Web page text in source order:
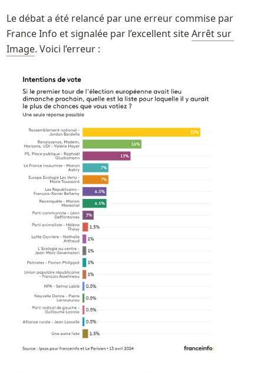
Le débat a été relancé par une erreur commise par
France Info et signalée par l’excellent site Arrêt sur
Image. Voici l’erreur :